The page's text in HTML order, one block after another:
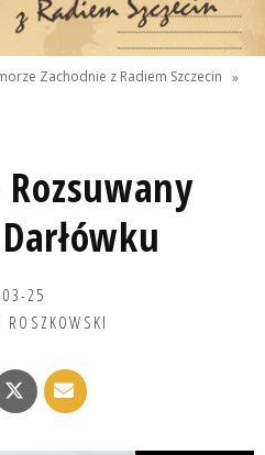
Zachodnie z Radiem Szczecin »
25
ROSZKOWSKI